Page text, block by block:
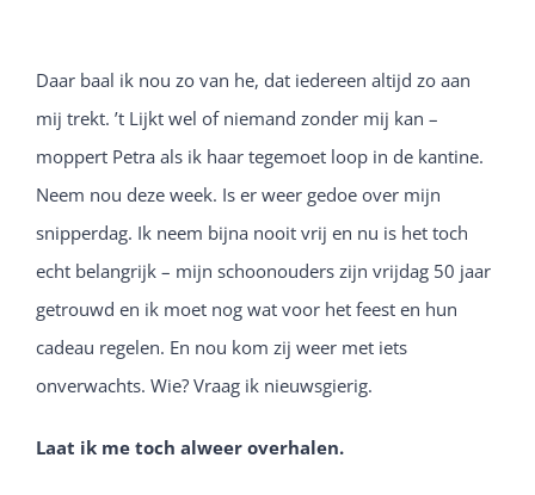
Daar baal ik nou zo van he, dat iedereen altijd zo aan
mij trekt. ’t Lijkt wel of niemand zonder mij kan –
moppert Petra als ik haar tegemoet loop in de kantine.
Neem nou deze week. Is er weer gedoe over mijn
snipperdag. Ik neem bijna nooit vrij en nu is het toch
echt belangrijk – mijn schoonouders zijn vrijdag 50 jaar
getrouwd en ik moet nog wat voor het feest en hun
cadeau regelen. En nou kom zij weer met iets
onverwachts. Wie? Vraag ik nieuwsgierig.
Laat ik me toch alweer overhalen.